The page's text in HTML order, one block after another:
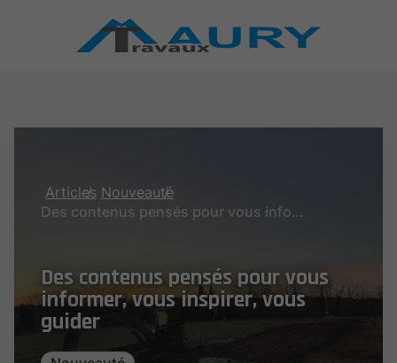
Articles Nouveauté
Des contenus pensés pour vous informer, vous inspirer, vous guider
Des contenus pensés pour vous
informer, vous inspirer, vous
guider